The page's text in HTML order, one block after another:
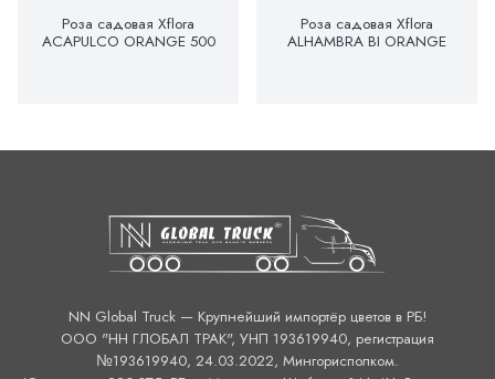
Роза садовая Xflora
ACAPULCO ORANGE 500
Роза садовая Xflora
ALHAMBRA BI ORANGE
NN Global Truck — Крупнейший импортёр цветов в РБ!
ООО "НН ГЛОБАЛ ТРАК", УНП 193619940, регистрация
№193619940, 24.03.2022, Мингорисполком.